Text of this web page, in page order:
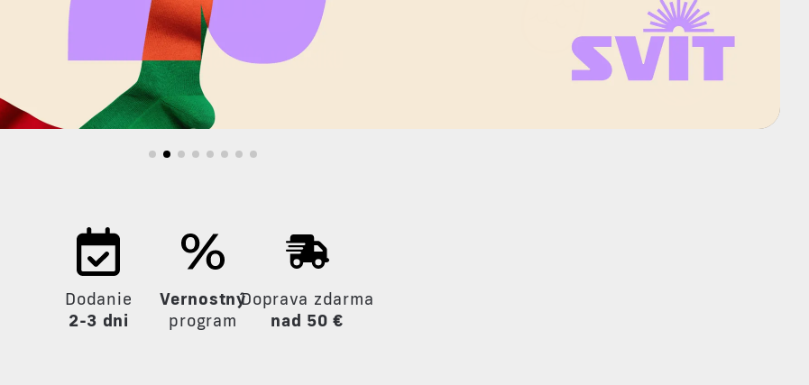
Dodanie
2-3 dni
Vernostný
program
Doprava zdarma
nad 50 €